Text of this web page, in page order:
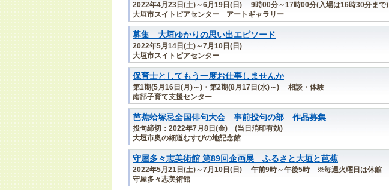
2022年4月23日(土)～6月19日(日) 9時00分～17時00分(入場は16時30分まで)
大垣市スイトピアセンター アートギャラリー
募集 大垣ゆかりの思い出エピソード
2022年5月14日(土)～7月10日(日)
大垣市スイトピアセンター
保育士としてもう一度お仕事しませんか
第1期(5月16日(月)～)・第2期(8月17日(水)～) 相談・体験
南部子育て支援センター
芭蕉蛤塚忌全国俳句大会 事前投句の部 作品募集
投句締切：2022年7月8日(金) (当日消印有効)
大垣市奥の細道むすびの地記念館
守屋多々志美術館 第89回企画展 ふるさと大垣と芭蕉
2022年5月21日(土)～7月10日(日) 午前9時～午後5時 ※毎週火曜日は休館
守屋多々志美術館